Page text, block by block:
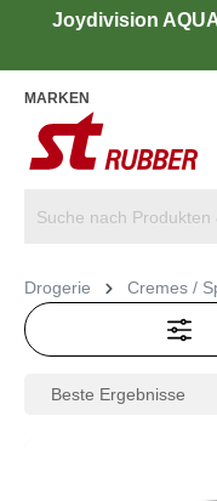
Joydivision
MARKEN
Drogerie Cremes /